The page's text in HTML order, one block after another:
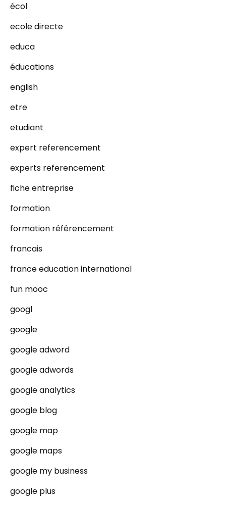
écol
ecole directe
educa
éducations
english
etre
etudiant
expert referencement
experts referencement
fiche entreprise
formation
formation référencement
francais
france education international
fun mooc
googl
google
google adword
google adwords
google analytics
google blog
google map
google maps
google my business
google plus